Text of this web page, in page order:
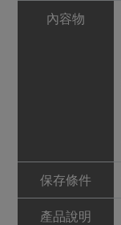
內容物
保存條件
產品說明